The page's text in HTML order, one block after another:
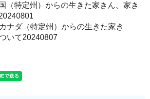
（特定州）からの生きた家きん、家き
ナダ（特定州）からの生きた家き
いて20240807